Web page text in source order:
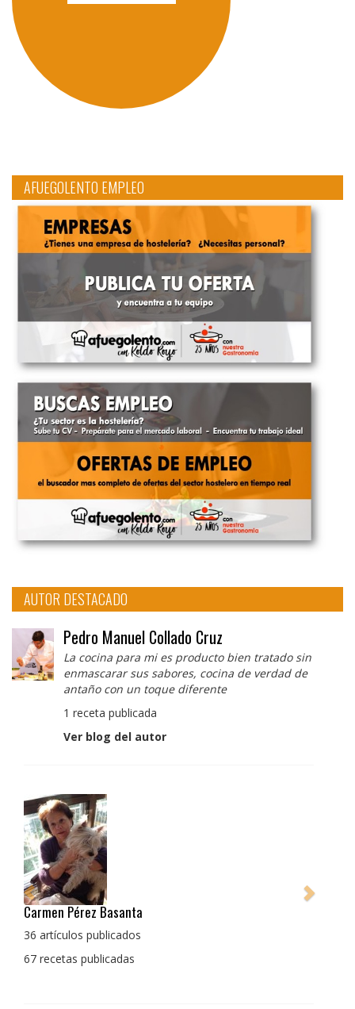
AFUEGOLENTO EMPLEO
AUTOR DESTACADO
Pedro Manuel Collado Cruz
La cocina para mi es producto bien tratado sin
enmascarar sus sabores, cocina de verdad de
antaño con un toque diferente
1 receta publicada
Ver blog del autor
Pedro Manuel Collado Cruz
La cocina para mi es producto bien tratado sin
con un toque diferente